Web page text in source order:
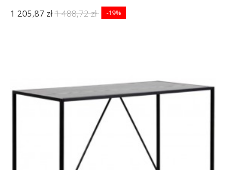
1 205,87 zł1 488,72 zł -19%